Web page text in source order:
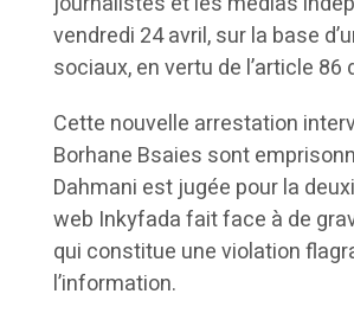
vendredi 24 avril, sur la base
sociaux, en vertu de l’article
Cette nouvelle arrestation
Borhane Bsaies sont
Dahmani est jugée pour la
web Inkyfada fait face à de
qui constitue une violation
l’information.